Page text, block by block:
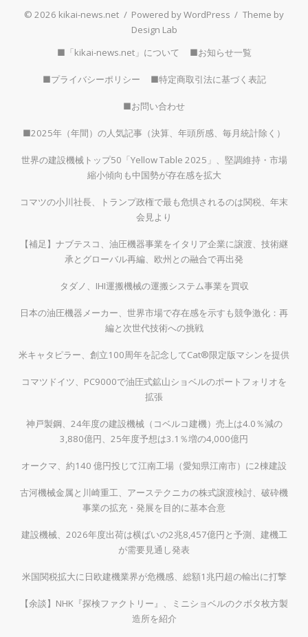
© 2026 kikai-news.net / Powered by WordPress / Theme by
Design Lab
■「kikai-news.net」について
■お知らせ一覧
■プライバシーポリシー ■特定商取引法に基づく表記
■お問い合わせ
■2025年（年間）の人気記事（決算、年頭所感、毎月統計除く）
世界の建設機械トップ50「Yellow Table 2025」、堅調維持・市場
縮小傾向も中国勢が存在感を拡大
コマツの小川社長、トランプ政権で最も危惧されるのは関税、年末
会見より
【補足】ナブテスコ、油圧機器事業をイタリア企業に譲渡、技術継
承とグローバル再編、欧州との融合で再出発
タダノ、IHI運搬機械の運搬システム事業を買収
日本の油圧機器メーカー、世界市場で存在感を示すも競争激化：再
編と次世代技術への挑戦
米キャタピラー、創立100周年を記念してCat®限定版マシンを提供
コマツドイツ、PC9000で油圧式鉱山ショベルのポートフォリオを
拡張
神戸製鋼、24年度の建設機械（コベルコ建機）売上は4.0％減の
3,880億円、25年度予想は3.1％増の4,000億円
オークマ、約140 億円投じて江南工場（愛知県江南市）に2棟建設
古河機械金属と川崎重工、アーステクニカの株式譲渡検討、破砕機
事業の拡充・発展を目的に基本合意
建設機械、2026年度出荷は横ばいの2兆8,457億円と予測、建機工
が需要見通し発表
米国関税拡大に日欧建機業界が危機感、総額1兆円超の輸出に打撃
【余談】NHK『探検ファクトリー』、ミニショベルのクボタ枚方製
造所を紹介